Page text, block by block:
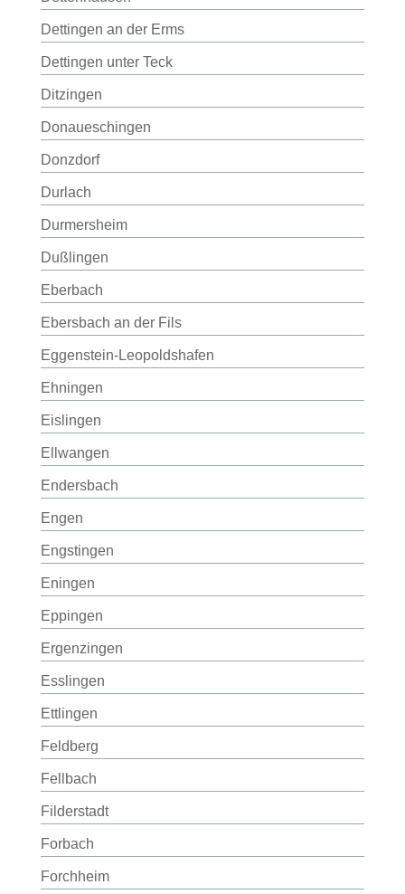
Dettingen an der Erms
Dettingen unter Teck
Ditzingen
Donaueschingen
Donzdorf
Durlach
Durmersheim
Dußlingen
Eberbach
Ebersbach an der Fils
Eggenstein-Leopoldshafen
Ehningen
Eislingen
Ellwangen
Endersbach
Engen
Engstingen
Eningen
Eppingen
Ergenzingen
Esslingen
Ettlingen
Feldberg
Fellbach
Filderstadt
Forbach
Forchheim